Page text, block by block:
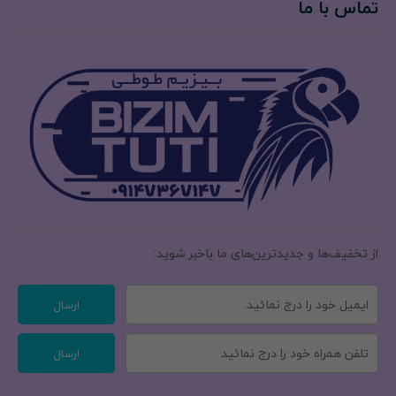
تماس با ما
از تخفیف‌ها و جدیدترین‌های ما‌ باخبر شوید:
ارسال
ارسال